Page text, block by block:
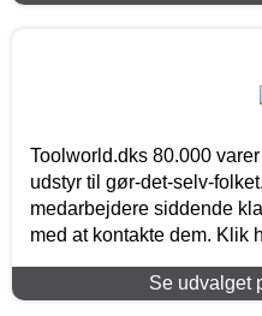
Toolworld.dks 80.000
udstyr til gør-det-selv-
medarbejdere siddende
med at kontakte dem. Klik
Se udvalget